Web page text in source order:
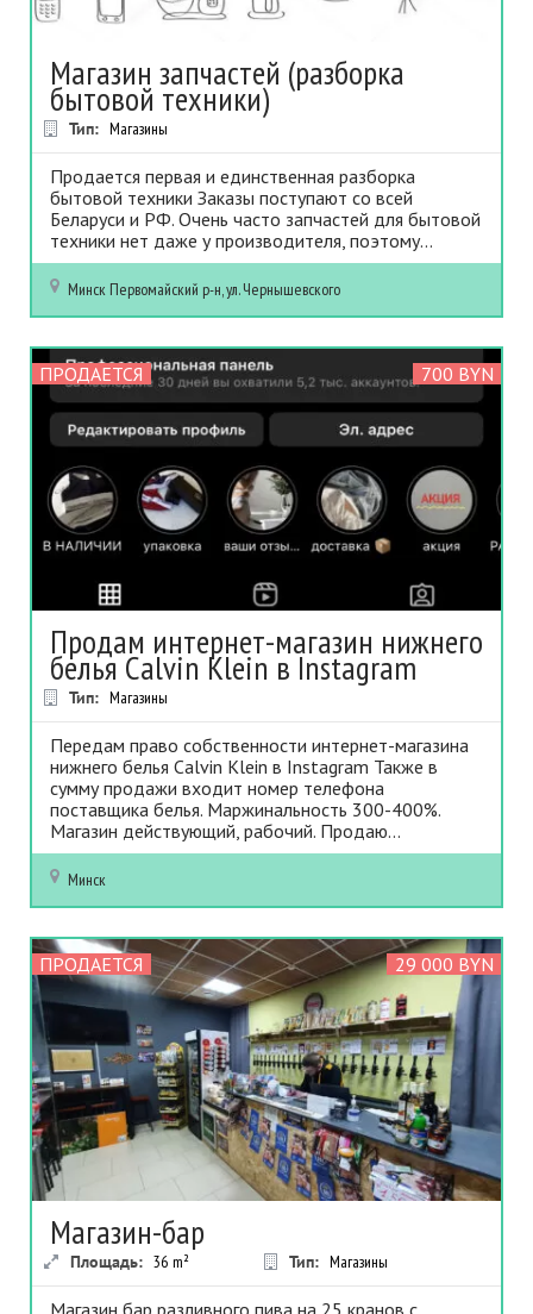
Магазин запчастей (разборка
бытовой техники)
Тип: Магазины
Продается первая и единственная разборка
бытовой техники Заказы поступают со всей
Беларуси и РФ. Очень часто запчастей для бытовой
техники нет даже у производителя, поэтому...
Минск Первомайский р-н, ул. Чернышевского
ПРОДАЕТСЯ 700 BYN
Продам интернет-магазин нижнего
белья Calvin Klein в Instagram
Тип: Магазины
Передам право собственности интернет-магазина
нижнего белья Calvin Klein в Instagram Также в
сумму продажи входит номер телефона
поставщика белья. Маржинальность 300-400%.
Магазин действующий, рабочий. Продаю...
Минск
ПРОДАЕТСЯ 29 000 BYN
Магазин-бар
Площадь: 36 m² Тип: Магазины
Магазин бар разливного пива на 25 кранов с